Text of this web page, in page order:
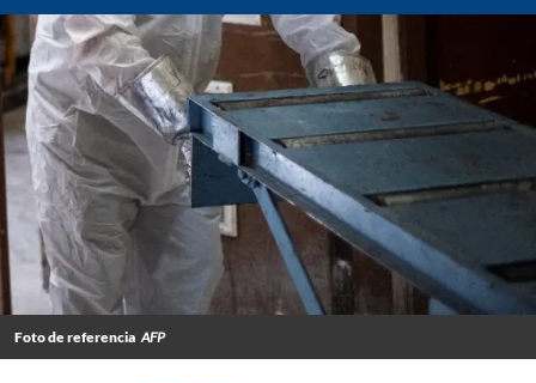
Foto de referencia AFP